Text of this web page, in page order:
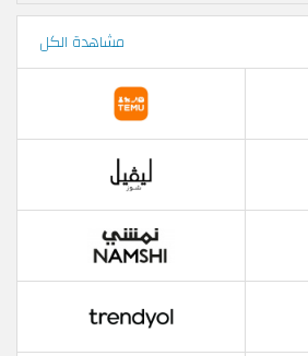
مشاهدة الكل